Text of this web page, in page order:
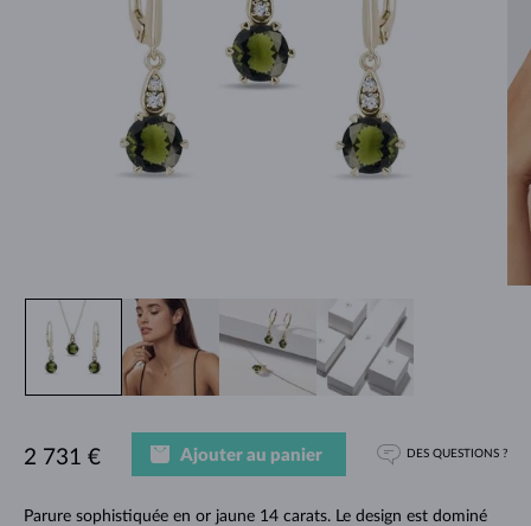
Parure sophistiquée en or jaune 14 carats. Le design est dominé
2 731 € Ajouter au panier DES QUESTIONS ?